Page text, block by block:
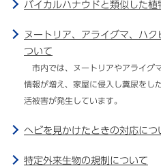
バイカルハナウドと類似した植
ヌートリア、アライグマ、ハ
ついて
市内では、ヌートリアやアライグ
情報が増え、家屋に侵入し糞尿をし
活被害が発生しています。
ヘビを見かけたときの対応につ
特定外来生物の規制について